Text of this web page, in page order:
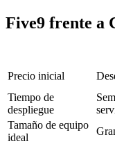
Five9 frente a
Precio inicial
Tiempo de
despliegue
Tamaño de equipo
ideal